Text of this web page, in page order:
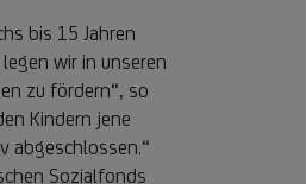
bis 15 Jahren
wir in unseren
zu fördern“, so
Kindern jene
abgeschlossen.“
Sozialfonds